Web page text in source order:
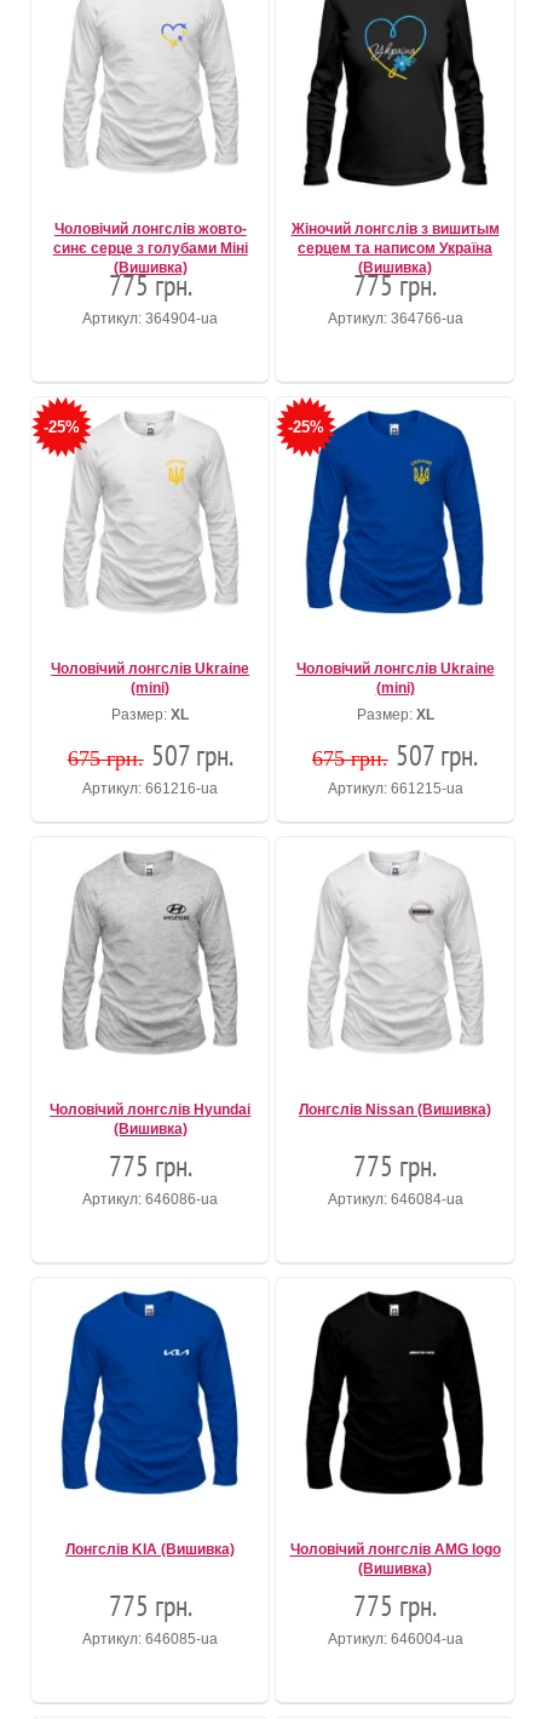
Чоловічий лонгслів жовто-
синє серце з голубами Міні
(Вишивка)
775 грн.
Артикул: 364904-ua
Жіночий лонгслів з вишитым
серцем та написом Україна
(Вишивка)
775 грн.
Артикул: 364766-ua
-25%
Чоловічий лонгслів Ukraine
(mini)
Размер:XL
675 грн. 507 грн.
Артикул: 661216-ua
-25%
Чоловічий лонгслів Ukraine
(mini)
Размер: XL
675 грн. 507 грн.
Артикул: 661215-ua
Чоловічий лонгслів Hyundai
(Вишивка)
775 грн.
Артикул: 646086-ua
Лонгслів Nissan (Вишивка)
775 грн.
Артикул: 646084-ua
Лонгслів KIA (Вишивка)
775 грн.
Артикул: 646085-ua
Чоловічий лонгслів AMG logo
(Вишивка)
775 грн.
Артикул: 646004-ua